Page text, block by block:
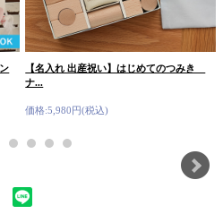
【名入れ 出産祝い】はじめてのつみき
ナ...
価格:5,980円(税込)